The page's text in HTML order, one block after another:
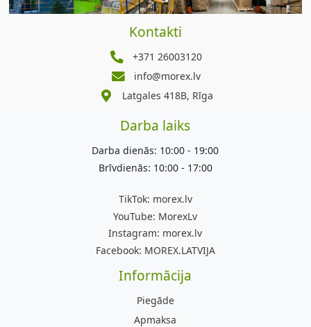
Kontakti
+371 26003120
info@morex.lv
Latgales 418B, Rīga
Darba laiks
Darba dienās: 10:00 - 19:00
Brīvdienās: 10:00 - 17:00
TikTok: morex.lv
YouTube: MorexLv
Instagram: morex.lv
Facebook: MOREX.LATVIJA
Informācija
Piegāde
Apmaksa